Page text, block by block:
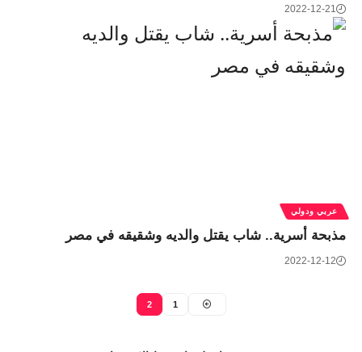
2022-12-21
عربي ودولي
مذبحة أسرية.. شاب يقتل والديه وشقيقه في مصر
2022-12-12
1
2